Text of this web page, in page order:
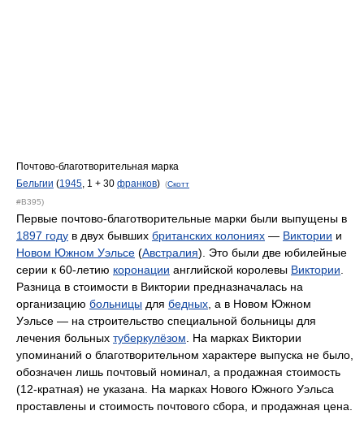
Почтово-благотворительная марка
Бельгии (1945 , 1 + 30 франков) (Скотт
#B395)
Первые почтово-благотворительные марки были выпущены в
1897 году в двух бывших британских колониях — Виктории и
Новом Южном Уэльсе (Австралия). Это были две юбилейные
серии к 60-летию коронации английской королевы Виктории
Разница в стоимости в Виктории предназначалась на
организацию больницы для бедных , а в Новом Южном
Уэльсе — на строительство специальной больницы для
лечения больных туберкулёзом . На марках Виктории
упоминаний о благотворительном характере выпуска не было,
обозначен лишь почтовый номинал, а продажная стоимость
(12-кратная) не указана. На марках Нового Южного Уэльса
проставлены и стоимость почтового сбора, и продажная цена.